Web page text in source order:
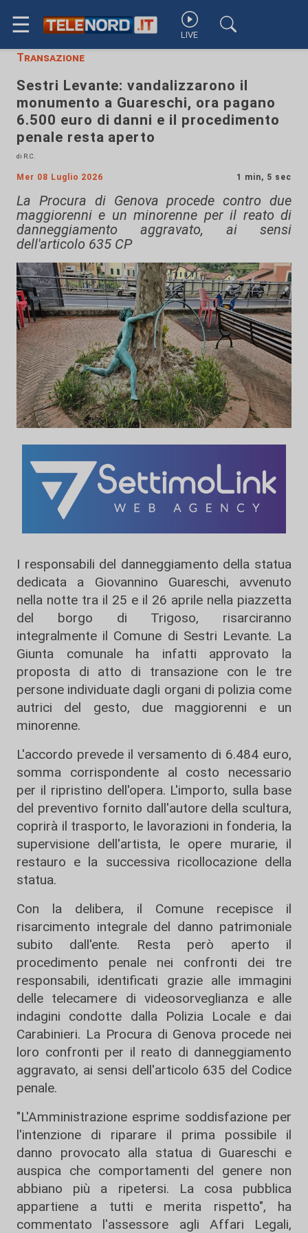
☰ LIVE
Transazione
Sestri Levante: vandalizzarono il
monumento a Guareschi, ora pagano
6.500 euro di danni e il procedimento
penale resta aperto
di R.C.
Mer 08 Luglio 2026 1 min, 5 sec
La Procura di Genova procede contro due
maggiorenni e un minorenne per il reato di
danneggiamento aggravato, ai sensi
dell'articolo 635 CP
I responsabili del danneggiamento della statua
dedicata a Giovannino Guareschi, avvenuto
nella notte tra il 25 e il 26 aprile nella piazzetta
del borgo di Trigoso, risarciranno
integralmente il Comune di Sestri Levante. La
Giunta comunale ha infatti approvato la
proposta di atto di transazione con le tre
persone individuate dagli organi di polizia come
autrici del gesto, due maggiorenni e un
minorenne.
L'accordo prevede il versamento di 6.484 euro,
somma corrispondente al costo necessario
per il ripristino dell'opera. L'importo, sulla base
del preventivo fornito dall'autore della scultura,
coprirà il trasporto, le lavorazioni in fonderia, la
supervisione dell'artista, le opere murarie, il
restauro e la successiva ricollocazione della
statua.
Con la delibera, il Comune recepisce il
risarcimento integrale del danno patrimoniale
subito dall'ente. Resta però aperto il
procedimento penale nei confronti dei tre
responsabili, identificati grazie alle immagini
delle telecamere di videosorveglianza e alle
indagini condotte dalla Polizia Locale e dai
Carabinieri. La Procura di Genova procede nei
loro confronti per il reato di danneggiamento
aggravato, ai sensi dell'articolo 635 del Codice
penale.
"L'Amministrazione esprime soddisfazione per
l'intenzione di riparare il prima possibile il
danno provocato alla statua di Guareschi e
auspica che comportamenti del genere non
abbiano più a ripetersi. La cosa pubblica
appartiene a tutti e merita rispetto", ha
commentato l'assessore agli Affari Legali,